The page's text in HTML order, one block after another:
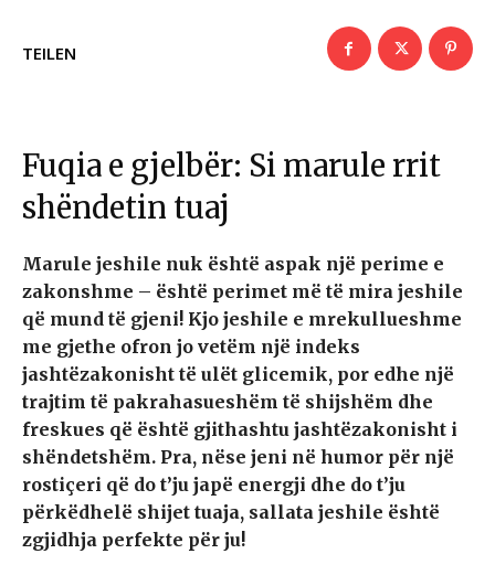
TEILEN
Fuqia e gjelbër: Si marule rrit
shëndetin tuaj
Marule jeshile nuk është aspak një perime e
zakonshme – është perimet më të mira jeshile
që mund të gjeni! Kjo jeshile e mrekullueshme
me gjethe ofron jo vetëm një indeks
jashtëzakonisht të ulët glicemik, por edhe një
trajtim të pakrahasueshëm të shijshëm dhe
freskues që është gjithashtu jashtëzakonisht i
shëndetshëm. Pra, nëse jeni në humor për një
rostiçeri që do t’ju japë energji dhe do t’ju
përkëdhelë shijet tuaja, sallata jeshile është
zgjidhja perfekte për ju!